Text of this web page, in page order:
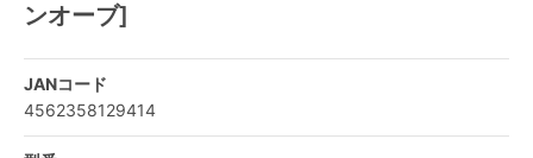
ンオーブ]
JANコード
4562358129414